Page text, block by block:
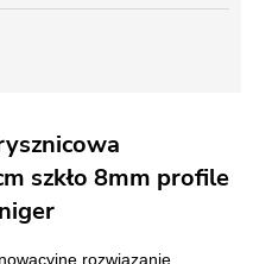
szkło 8mm profile
rozwiązanie